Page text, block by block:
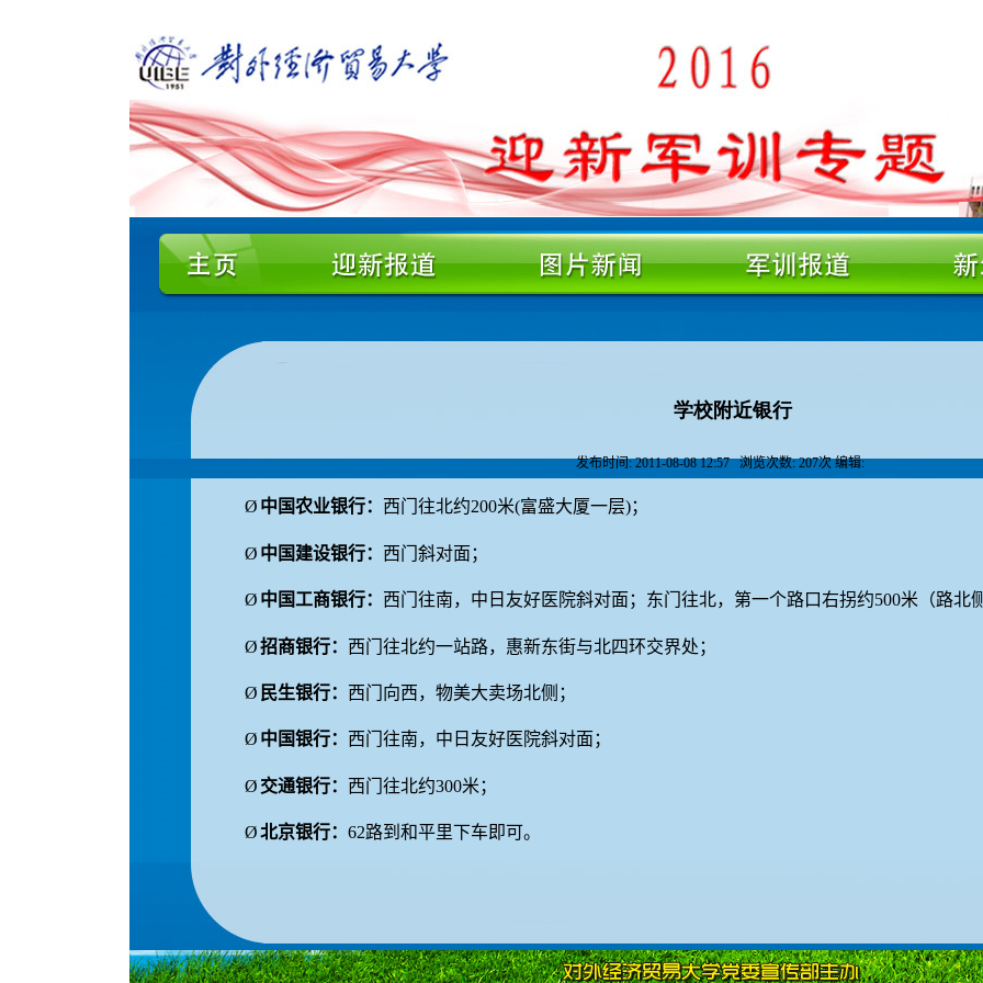
学校附近银行
发布时间: 2011-08-08 12:57浏览次数:207次 编辑:
Ø 中国农业银行： 西门往北约200米(富盛大厦一层)；
Ø 中国建设银行： 西门斜对面；
Ø 中国工商银行： 西门往南，中日友好医院斜对面；东门往北，第一个路口右拐约500米（路北
Ø招商银行： 西门往北约一站路，惠新东街与北四环交界处；
Ø 民生银行： 西门向西，物美大卖场北侧；
Ø 中国银行： 西门往南，中日友好医院斜对面；
Ø 交通银行： 西门往北约300米；
Ø北京银行： 62路到和平里下车即可。